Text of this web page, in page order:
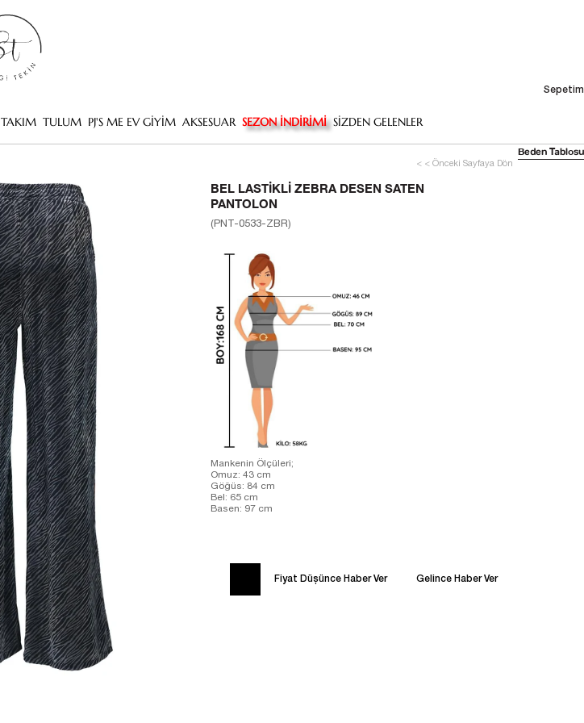
Sepetim
TAKIM TULUM PJ'S ME EV GİYİM AKSESUAR SEZON İNDİRİMİ SİZDEN GELENLER
< < Önceki Sayfaya Dön
BEL LASTIKLI ZEBRA DESEN SATEN
PANTOLON
(PNT-0533-ZBR)
Mankenin Ölçüleri;
Omuz: 43 cm
Göğüs: 84 cm
Bel: 65 cm
Basen: 97 cm
Fiyat Düşünce Haber Ver Gelince Haber Ver
Beden Tablosu